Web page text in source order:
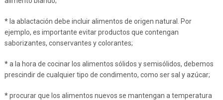
*la ablactación debe incluir alimentos de origen natural. Por
ejemplo, es importante evitar productos que contengan
saborizantes, conservantes y colorantes;
*a la hora de cocinar los alimentos sólidos y semisólidos, debemos
prescindir de cualquier tipo de condimento, como ser sal y azúcar;
*procurar que los alimentos nuevos se mantengan a temperatura